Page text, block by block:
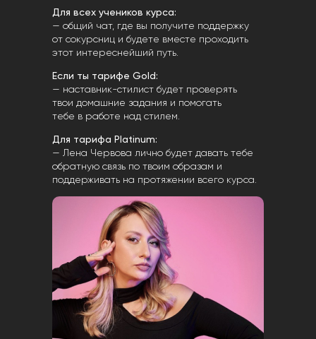
Для всех учеников курса:
— общий чат, где вы получите поддержку
от сокурсниц и будете вместе проходить
этот интереснейший путь.
Если ты тарифе Gold:
— наставник-стилист будет проверять
твои домашние задания и помогать
тебе в работе над стилем.
Для тарифа Platinum:
— Лена Червова лично будет давать тебе
обратную связь по твоим образам и
поддерживать на протяжении всего курса.